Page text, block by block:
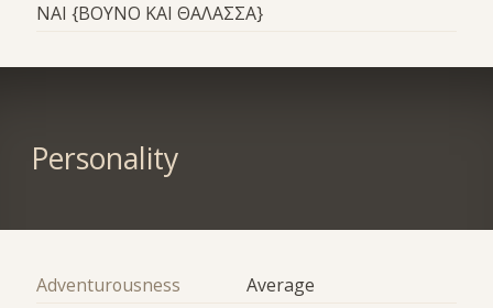
ΝΑΙ {ΒΟΥΝΟ ΚΑΙ ΘΑΛΑΣΣΑ}
Personality
Adventurousness
Average